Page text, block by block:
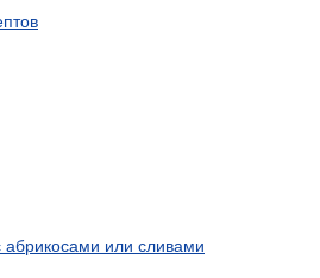
или сливами